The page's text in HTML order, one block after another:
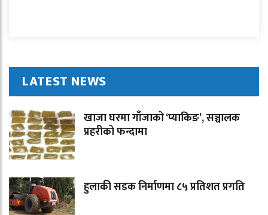
LATEST NEWS
खाजा घरमा गाँजाको ‘प्याकिङ’, सञ्चालक
प्रहरीको फन्दामा
हुलाकी सडक निर्माणमा ८५ प्रतिशत प्रगति